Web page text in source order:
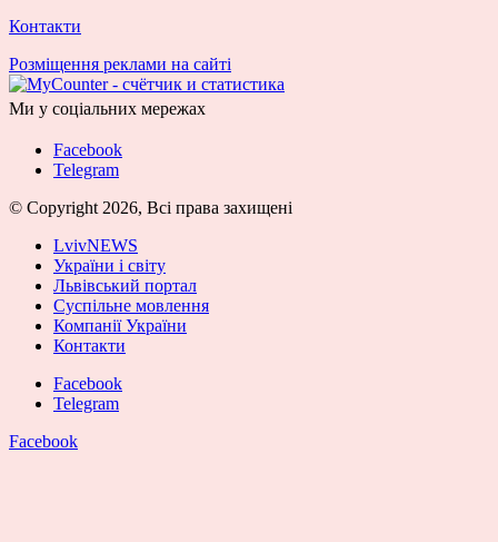
Контакти
Розміщення реклами на сайті
Ми у соціальних мережах
Facebook
Telegram
© Copyright 2026, Всі права захищені
LvivNEWS
України і світу
Львівський портал
Суспільне мовлення
Компанії України
Контакти
Facebook
Telegram
Facebook